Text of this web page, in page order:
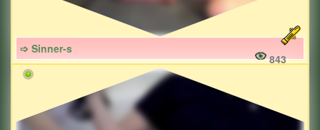
➩ Sinner-s
843